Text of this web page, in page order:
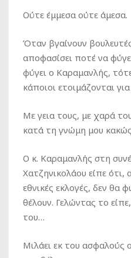
Ούτε έμμεσα ούτε άμεσα.
Όταν βγαίνουν
αποφασίσει ποτέ να
φύγει ο Καραμανλής,
κάποιοι ετοιμάζονται
Με γεια τους, με χαρά
κατά τη γνώμη μου κακώς
Ο κ. Καραμανλής στη
Χατζηνικολάου είπε ότι,
εθνικές εκλογές, δεν θα
θέλουν. Γελώντας το
του…
Μιλάει εκ του ασφαλούς